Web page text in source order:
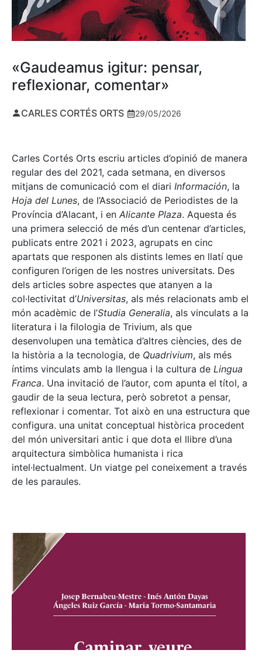
«Gaudeamus igitur: pensar,
reflexionar, comentar»
CARLES CORTÉS ORTS 29/05/2026
Carles Cortés Orts escriu articles d’opinió de manera
regular des del 2021, cada setmana, en diversos
mitjans de comunicació com el diari Información, la
Hoja del Lunes, de l’Associació de Periodistes de la
Província d’Alacant, i en Alicante Plaza. Aquesta és
una primera selecció de més d’un centenar d’articles,
publicats entre 2021 i 2023, agrupats en cinc
apartats que responen als distints lemes en llatí que
configuren l’origen de les nostres universitats. Des
dels articles sobre aspectes que atanyen a la
col·lectivitat d’Universitas, als més relacionats amb el
món acadèmic de l’Studia Generalia, als vinculats a la
literatura i la filologia de Trivium, als que
desenvolupen una temàtica d’altres ciències, des de
la història a la tecnologia, de Quadrivium, als més
íntims vinculats amb la llengua i la cultura de Lingua
Franca. Una invitació de l’autor, com apunta el títol, a
gaudir de la seua lectura, però sobretot a pensar,
reflexionar i comentar. Tot això en una estructura que
configura. una unitat conceptual històrica procedent
del món universitari antic i que dota el llibre d’una
arquitectura simbòlica humanista i rica
intel·lectualment. Un viatge pel coneixement a través
de les paraules.